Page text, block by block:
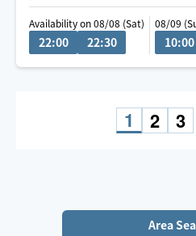
有名高級スパトップ資格、
チェンマイ留学経験🇹🇭
タイ政府認定講師資格。
移動のためリクエスト時間よ
遅れる場合もございます。
Availability on 08/08 (Sat)
22:00 22:30
08/09
10:00
1 2 3
Area